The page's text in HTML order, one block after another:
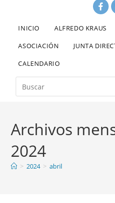
INICIO ALFREDO KRAUS
ASOCIACIÓN
JUNTA
CALENDARIO
Archivos
2024
> 2024 > abril